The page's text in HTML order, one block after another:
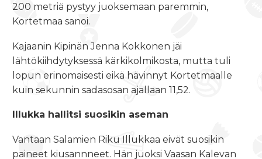
200 metriä pystyy juoksemaan paremmin,
Kortetmaa sanoi.
Kajaanin Kipinän Jenna Kokkonen jäi
lähtökiihdytyksessä kärkikolmikosta, mutta tuli
lopun erinomaisesti eikä hävinnyt Kortetmaalle
kuin sekunnin sadasosan ajallaan 11,52.
Illukka hallitsi suosikin aseman
Vantaan Salamien Riku Illukkaa eivät suosikin
paineet kiusannneet. Hän juoksi Vaasan Kalevan